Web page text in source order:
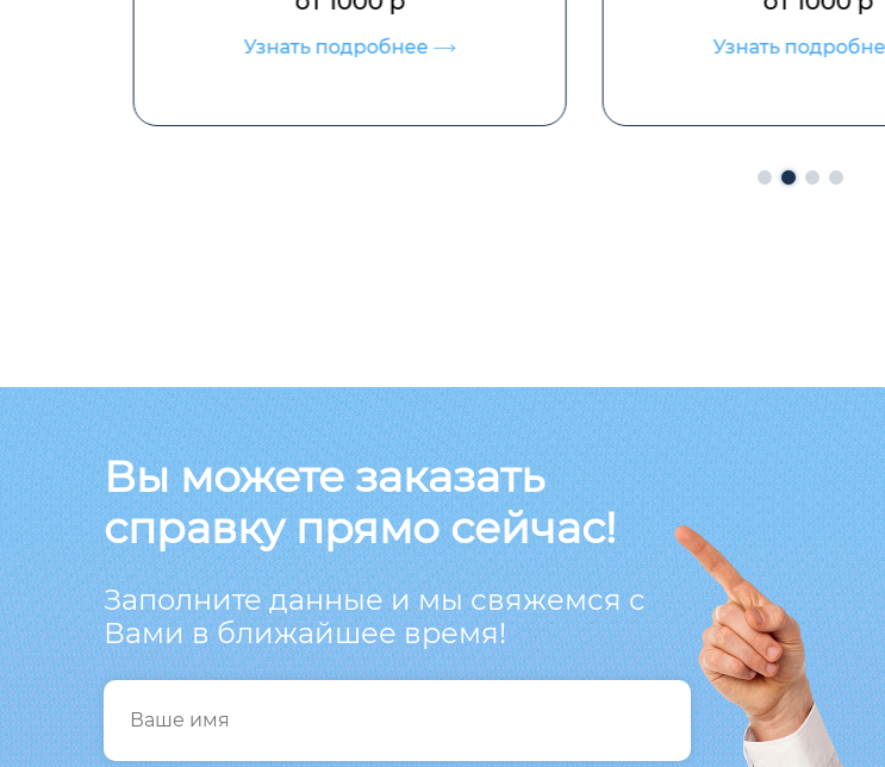
Узнать подробнее Узнать подробнее
Вы можете заказать
справку прямо сейчас!
Заполните данные и мы свяжемся с
Вами в ближайшее время!